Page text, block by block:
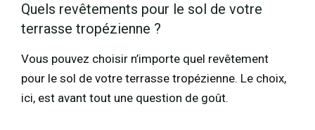
Quels revêtements pour le sol de votre
terrasse tropézienne ?
Vous pouvez choisir n’importe quel revêtement
pour le sol de votre terrasse tropézienne. Le choix,
ici, est avant tout une question de goût.